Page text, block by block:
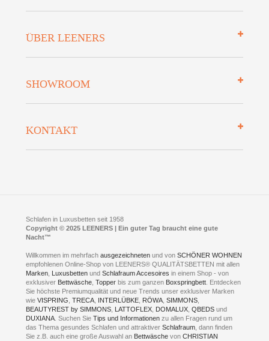
Finanzierung
Datenschutz
ÜBER LEENERS
Preisgarantie
Presse
Jobs
SHOWROOM
Fotoalbum
Kontakt
KONTAKT
Neuer Showroom für unsere Onlineartikel.
Kontakt via:WhatsApp
Kontakt via:eMail
mögliche Zeiten für eine Showroom Terminreservierung
MO und DI geschlossen
MI - FR 11 bis 17 Uhr
SA 11 bis 15 Uhr
Schlafen in Luxusbetten seit 1958
Copyright © 2025 LEENERS | Ein guter Tag braucht eine gute
Nacht™
Willkommen im mehrfachausgezeichnetenund vonSCHÖNER WOHNEN
empfohlenen Online-Shop von LEENERS® QUALITÄTSBETTEN mit allen
Marken Luxusbetten undSchlafraum Accesoires in einem Shop - von
exklusiver Bettwäsche ,Topper bis zum ganzen Boxspringbett . Entdecken
Sie höchste Premiumqualität und neue Trends unser exklusiver Marken
wieVISPRING ,TRECA INTERLÜBKE RÖWA ,SIMMONS
BEAUTYREST by SIMMONS LATTOFLEX DOMALUX ,QBEDS und
DUXIANA . Suchen SieTips und Informationen zu allen Fragen rund um
das Thema gesundes Schlafen und attraktiverSchlafraum , dann finden
Sie z.B. auch eine große Auswahl an Bettwäsche vonCHRISTIAN